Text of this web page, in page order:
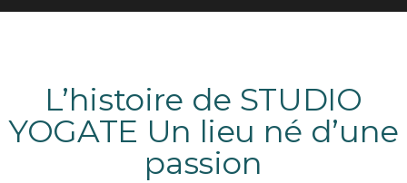
L’histoire de STUDIO
YOGATE Un lieu né d’une
passion